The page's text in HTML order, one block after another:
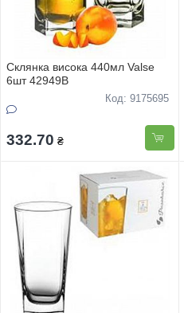
Склянка висока 440мл Valse
6шт 42949B
Код: 9175695
332.70 ₴